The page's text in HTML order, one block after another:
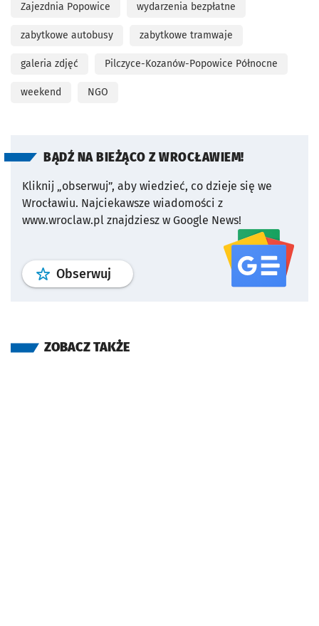
Zajezdnia Popowice wydarzenia bezpłatne
zabytkowe autobusy zabytkowe tramwaje
galeria zdjęć Pilczyce-Kozanów-Popowice Północne
weekend NGO
BĄDŹ NA BIEŻĄCO Z WROCŁAWIEM!
Kliknij „obserwuj”, aby wiedzieć, co dzieje się we
Wrocławiu. Najciekawsze wiadomości z
www.wroclaw.pl znajdziesz w Google News!
Obserwuj profil serwisu
ZOBACZ TAKŻE